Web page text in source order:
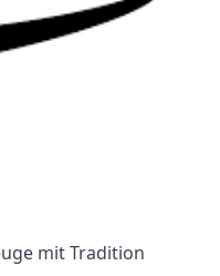
mit Tradition